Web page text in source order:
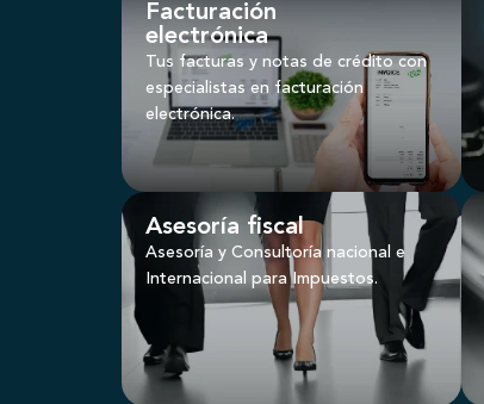
Facturación
electrónica
Tus facturas y notas de crédito con
especialistas en facturación
electrónica.
Asesoría fiscal
Asesoría y Consultoría nacional e
Internacional para Impuestos.